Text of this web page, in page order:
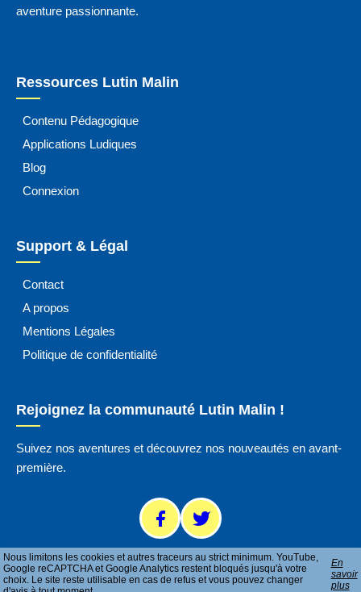
Nous limitons les cookies et autres traceurs au strict minimum. YouTube,
Google reCAPTCHA et Google Analytics restent bloqués jusqu'à votre
choix. Le site reste utilisable en cas de refus et vous pouvez changer
En
savoir
plus
aventure passionnante.
Ressources Lutin Malin
Contenu Pédagogique
Applications Ludiques
Blog
Connexion
Support & Légal
Contact
A propos
Mentions Légales
Politique de confidentialité
Rejoignez la communauté Lutin Malin !
Suivez nos aventures et découvrez nos nouveautés en avant-
première.